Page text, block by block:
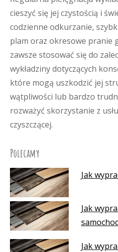
cieszyć się jej czystością i
codzienne odkurzanie,
plam oraz okresowe pranie
zawsze stosować się do
wykładziny dotyczących
które mogą uszkodzić jej
wątpliwości lub bardzo
rozważyć skorzystanie z
czyszczącej.
Polecamy
Jak
Jak
Jak